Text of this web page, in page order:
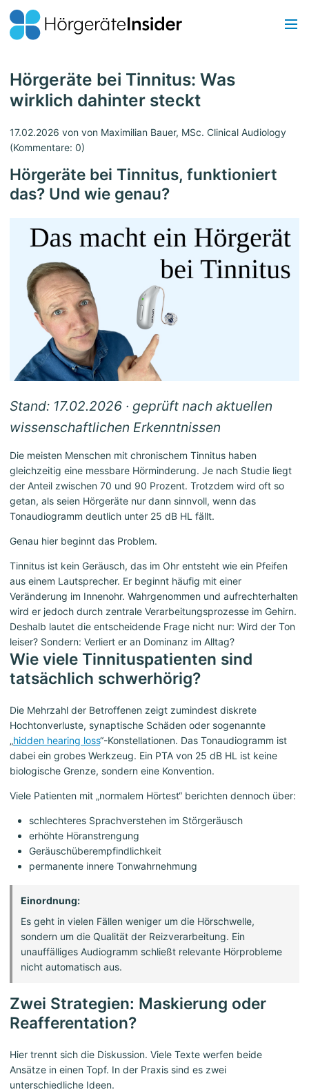
Hörgeräte bei Tinnitus: Was
wirklich dahinter steckt
17.02.2026 von von Maximilian Bauer, MSc. Clinical Audiology
(Kommentare: 0)
Hörgeräte bei Tinnitus, funktioniert
das? Und wie genau?
Stand: 17.02.2026 · geprüft nach aktuellen
wissenschaftlichen Erkenntnissen
Die meisten Menschen mit chronischem Tinnitus haben
gleichzeitig eine messbare Hörminderung. Je nach Studie liegt
der Anteil zwischen 70 und 90 Prozent. Trotzdem wird oft so
getan, als seien Hörgeräte nur dann sinnvoll, wenn das
Tonaudiogramm deutlich unter 25 dB HL fällt.
Genau hier beginnt das Problem.
Tinnitus ist kein Geräusch, das im Ohr entsteht wie ein Pfeifen
aus einem Lautsprecher. Er beginnt häufig mit einer
Veränderung im Innenohr. Wahrgenommen und aufrechterhalten
wird er jedoch durch zentrale Verarbeitungsprozesse im Gehirn.
Deshalb lautet die entscheidende Frage nicht nur: Wird der Ton
leiser? Sondern: Verliert er an Dominanz im Alltag?
Wie viele Tinnituspatienten sind
tatsächlich schwerhörig?
Die Mehrzahl der Betroffenen zeigt zumindest diskrete
Hochtonverluste, synaptische Schäden oder sogenannte
„hidden hearing loss“-Konstellationen. Das Tonaudiogramm ist
dabei ein grobes Werkzeug. Ein PTA von 25 dB HL ist keine
biologische Grenze, sondern eine Konvention.
Viele Patienten mit „normalem Hörtest“ berichten dennoch über:
schlechteres Sprachverstehen im Störgeräusch
erhöhte Höranstrengung
Geräuschüberempfindlichkeit
permanente innere Tonwahrnehmung
Einordnung:
Es geht in vielen Fällen weniger um die Hörschwelle,
sondern um die Qualität der Reizverarbeitung. Ein
unauffälliges Audiogramm schließt relevante Hörprobleme
nicht automatisch aus.
Zwei Strategien: Maskierung oder
Reafferentation?
Hier trennt sich die Diskussion. Viele Texte werfen beide
Ansätze in einen Topf. In der Praxis sind es zwei
unterschiedliche Ideen.